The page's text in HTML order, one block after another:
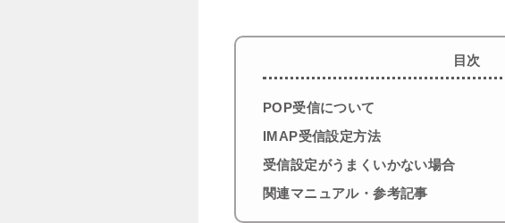
目次
POP受信について
IMAP受信設定方法
受信設定がうまくいかない場合
関連マニュアル・参考記事